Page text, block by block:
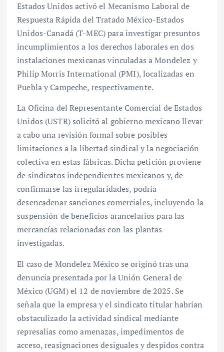
Estados Unidos activó el Mecanismo Laboral de
Respuesta Rápida del Tratado México-Estados
Unidos-Canadá (T-MEC) para investigar presuntos
incumplimientos a los derechos laborales en dos
instalaciones mexicanas vinculadas a Mondelez y
Philip Morris International (PMI), localizadas en
Puebla y Campeche, respectivamente.
La Oficina del Representante Comercial de Estados
Unidos (USTR) solicitó al gobierno mexicano llevar
a cabo una revisión formal sobre posibles
limitaciones a la libertad sindical y la negociación
colectiva en estas fábricas. Dicha petición proviene
de sindicatos independientes mexicanos y, de
confirmarse las irregularidades, podría
desencadenar sanciones comerciales, incluyendo la
suspensión de beneficios arancelarios para las
mercancías relacionadas con las plantas
investigadas.
El caso de Mondelez México se originó tras una
denuncia presentada por la Unión General de
México (UGM) el 12 de noviembre de 2025. Se
señala que la empresa y el sindicato titular habrían
obstaculizado la actividad sindical mediante
represalias como amenazas, impedimentos de
acceso, reasignaciones desiguales y despidos contra